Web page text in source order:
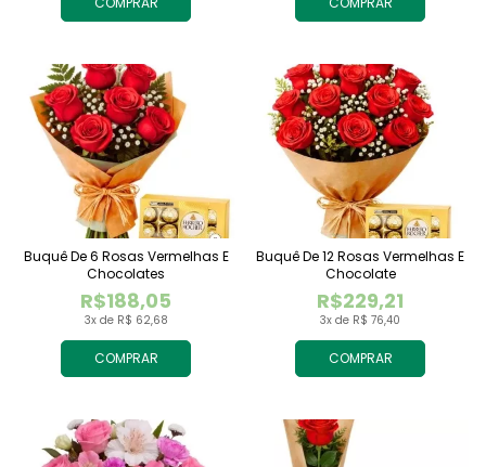
COMPRAR
3x de R$ 62,68
R$188,05
Buquê De 6 Rosas Vermelhas E
Chocolates
COMPRAR
3x de R$ 76,40
R$229,21
Buquê De 12 Rosas Vermelhas E
Chocolate